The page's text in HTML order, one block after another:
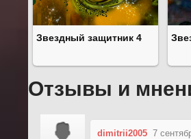
Звездный защитник 4
Отзывы и
dimitrii2005 7